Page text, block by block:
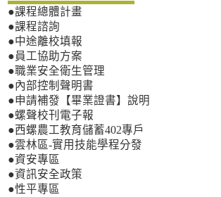
●課程總體計畫
●課程諮詢
●中途離校填報
●員工協助方案
●職業安全衛生管理
●內部控制聲明書
●申請補發【畢業證書】說明
●螺聲校刊電子報
●西螺農工教育儲蓄402專戶
●雲林區-實用技能學程分發
●資安專區
●資訊安全政策
●性平專區